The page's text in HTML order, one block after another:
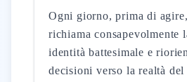
Ogni giorno, prima di
richiama consapevolmente
identità battesimale e
decisioni verso la realtà